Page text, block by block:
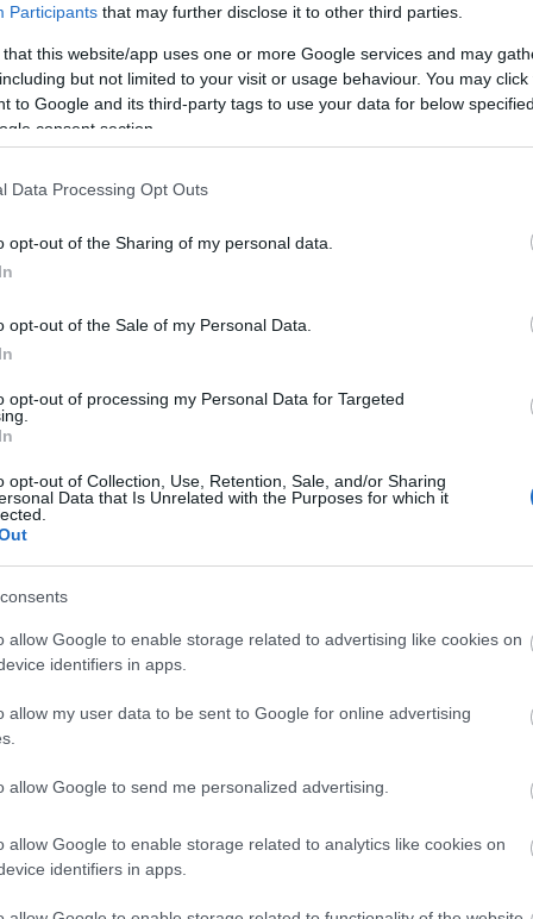
Participants that may further disclose it to other third parties.
that this website/app uses one or more Google services and may
but not limited to your visit or usage behaviour. You may
to Google and its third-party tags to use your data for below
consent section.
Data Processing Opt Outs
opt-out of the Sharing of my personal data.
opt-out of the Sale of my Personal Data.
opt-out of processing my Personal Data for Targeted
opt-out of Collection, Use, Retention, Sale, and/or Sharing
Data that Is Unrelated with the Purposes for which it
allow Google to enable storage related to advertising like cookies on
identifiers in apps.
allow my user data to be sent to Google for online advertising
allow Google to send me personalized advertising.
allow Google to enable storage related to analytics like cookies on
identifiers in apps.
skidspelsorganisationen ansvarar för själva
och välpreparerade banor. Och den senaste
sedan kom extremt varmt väder som
fått låna snökanoner från Vasaloppet, säger
snökanoner. Men kombinationen av tekniska
korta köldperioder har gjort att Vasaloppets
har haft en stor betydelse i
samarbetet fungerat bra:
att klara våra egna lopp, plus att vår nya
är det med stor glädje som vi hjälper Falun
vi skidarrangörer ställa upp för varandra.
att få färdigtillverkad snö från Vasaloppet.
som finns i Falun. Det blir fina tävlingar nästa
också finns redo för att tillverka snö till